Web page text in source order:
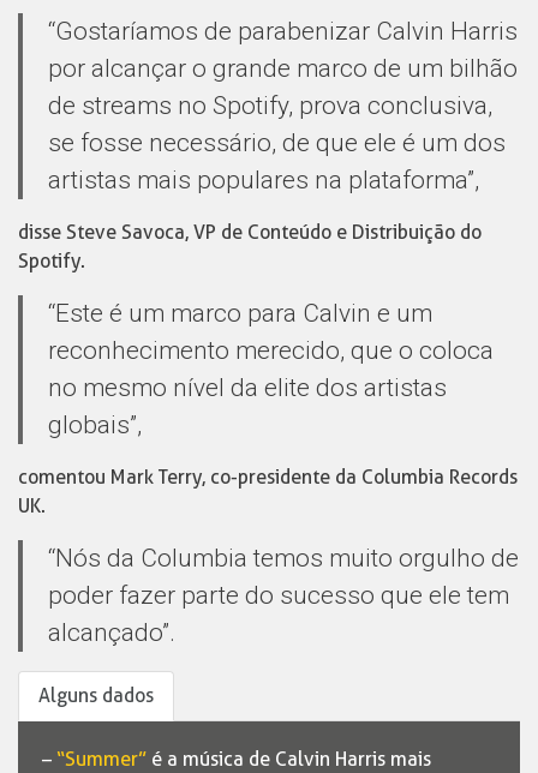
“Gostaríamos de parabenizar Calvin Harris
por alcançar o grande marco de um bilhão
de streams no Spotify, prova conclusiva,
se fosse necessário, de que ele é um dos
artistas mais populares na plataforma”,
disse Steve Savoca, VP de Conteúdo e Distribuição do
Spotify.
“Este é um marco para Calvin e um
reconhecimento merecido, que o coloca
no mesmo nível da elite dos artistas
globais”,
comentou Mark Terry, co-presidente da Columbia Records
UK.
“Nós da Columbia temos muito orgulho de
poder fazer parte do sucesso que ele tem
alcançado”.
Alguns dados
– “Summer” é a música de Calvin Harris mais